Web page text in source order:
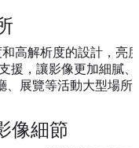
高解析度的設計，亮
援，讓影像更加細膩
、展覽等活動大型場所
像細節